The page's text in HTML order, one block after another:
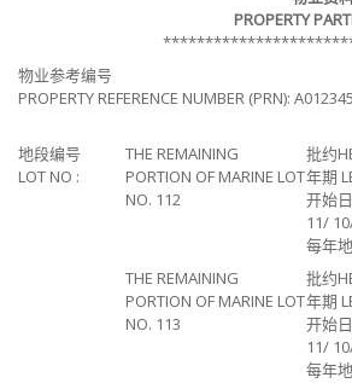
PROPERTY
物业参考编号
PROPERTY REFERENCE NUMBER (PRN):
地段编号
LOT NO :
THE REMAINING
PORTION OF MARINE LOT
NO. 112
批约
年期
开始
11/
每年
THE REMAINING
PORTION OF MARINE LOT
NO. 113
批约
年期
开始
11/
每年